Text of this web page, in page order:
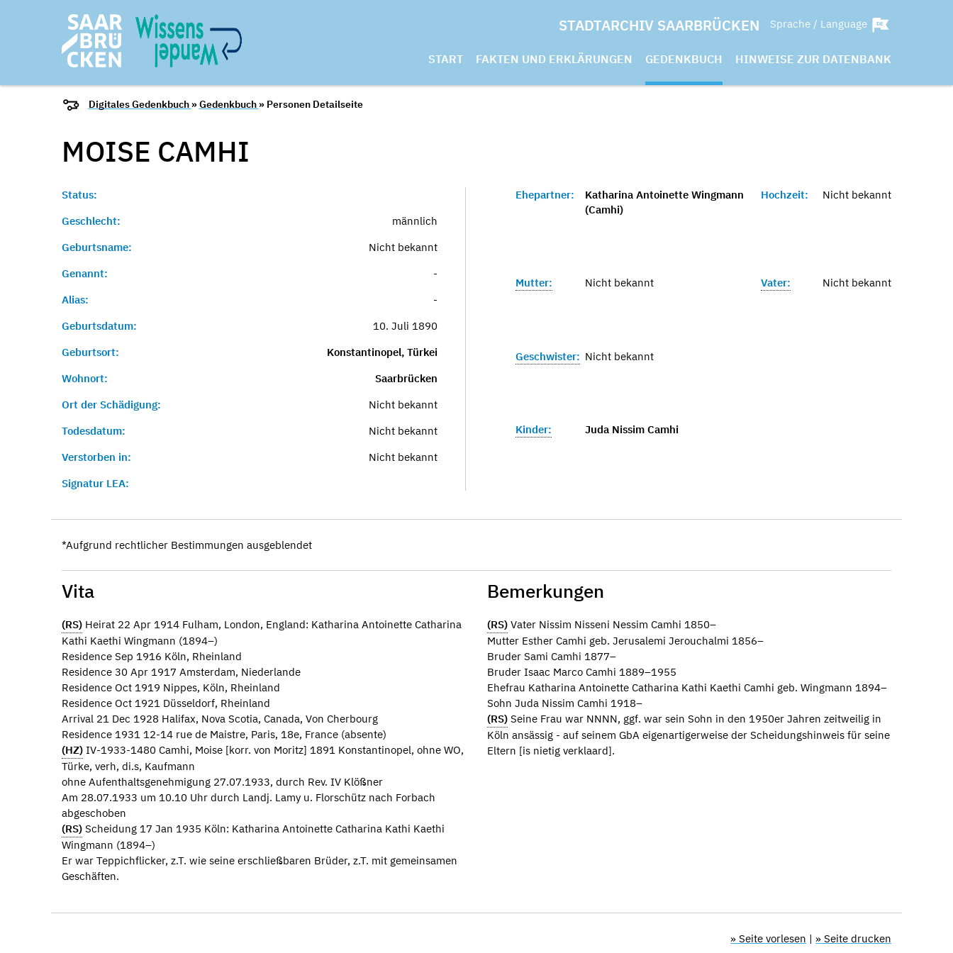
STADTARCHIV SAARBRÜCKEN Sprache / Language
START FAKTEN UND ERKLÄRUNGEN GEDENKBUCH HINWEISE ZUR DATENBANK
Digitales Gedenkbuch »Gedenkbuch » Personen Detailseite
MOISE CAMHI
Status:
Geschlecht:
männlich
Geburtsname:
Nicht bekannt
Genannt:
-
Alias:
-
Geburtsdatum:
10. Juli 1890
Geburtsort:
Konstantinopel, Türkei
Wohnort:
Saarbrücken
Ort der Schädigung:
Nicht bekannt
Todesdatum:
Nicht bekannt
Verstorben in:
Nicht bekannt
Signatur LEA:
Ehepartner:
Katharina Antoinette Wingmann
(Camhi)
Hochzeit: Nicht bekannt
Mutter: Nicht bekannt Vater: Nicht bekannt
Geschwister: Nicht bekannt
Kinder: Juda Nissim Camhi
*Aufgrund rechtlicher Bestimmungen ausgeblendet
Vita
(RS) Heirat 22 Apr 1914 Fulham, London, England: Katharina Antoinette Catharina
Kathi Kaethi Wingmann (1894–)
Residence Sep 1916 Köln, Rheinland
Residence 30 Apr 1917 Amsterdam, Niederlande
Residence Oct 1919 Nippes, Köln, Rheinland
Residence Oct 1921 Düsseldorf, Rheinland
Arrival 21 Dec 1928 Halifax, Nova Scotia, Canada, Von Cherbourg
Residence 1931 12-14 rue de Maistre, Paris, 18e, France (absente)
(HZ) IV-1933-1480 Camhi, Moise [korr. von Moritz] 1891 Konstantinopel, ohne WO,
Türke, verh, di.s, Kaufmann
ohne Aufenthaltsgenehmigung 27.07.1933, durch Rev. IV Klößner
Am 28.07.1933 um 10.10 Uhr durch Landj. Lamy u. Florschütz nach Forbach
abgeschoben
(RS) Scheidung 17 Jan 1935 Köln: Katharina Antoinette Catharina Kathi Kaethi
Wingmann (1894–)
Er war Teppichflicker, z.T. wie seine erschließbaren Brüder, z.T. mit gemeinsamen
Geschäften.
Bemerkungen
(RS) Vater Nissim Nisseni Nessim Camhi 1850–
Mutter Esther Camhi geb. Jerusalemi Jerouchalmi 1856–
Bruder Sami Camhi 1877–
Bruder Isaac Marco Camhi 1889–1955
Ehefrau Katharina Antoinette Catharina Kathi Kaethi Camhi geb. Wingmann 1894–
Sohn Juda Nissim Camhi 1918–
(RS) Seine Frau war NNNN, ggf. war sein Sohn in den 1950er Jahren zeitweilig in
Köln ansässig - auf seinem GbA eigenartigerweise der Scheidungshinweis für seine
Eltern [is nietig verklaard].
» Seite vorlesen | » Seite drucken